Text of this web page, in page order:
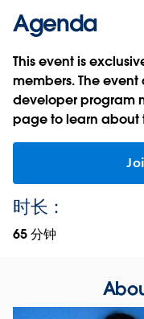
Agenda
This event is
members. The
developer program
page to learn about
时长：
65 分钟